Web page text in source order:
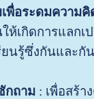
พื่อระดมความคิ
ห้เกิดการแลกเ
ยนรู้ซึ่งกันและกั
กถาม: เพื่อสร้า